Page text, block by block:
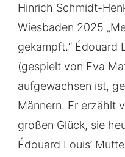
Hinrich Schmidt-
Wiesbaden 2025
gekämpft.“ Édouard
(gespielt von Eva
aufgewachsen ist,
Männern. Er erzählt
großen Glück, sie
Édouard Louis’